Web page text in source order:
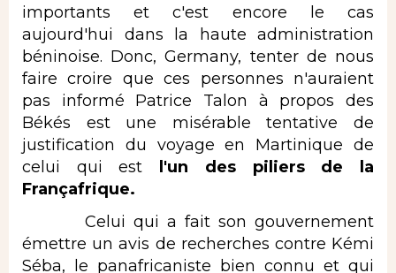
importants et c'est encore le cas
aujourd'hui dans la haute administration
béninoise. Donc, Germany, tenter de nous
faire croire que ces personnes n'auraient
pas informé Patrice Talon à propos des
Békés est une misérable tentative de
justification du voyage en Martinique de
celui qui est
l'un des piliers de la
Françafrique.
Celui qui a fait son gouvernement
émettre un avis de recherches contre Kémi
Séba, le panafricaniste bien connu et qui